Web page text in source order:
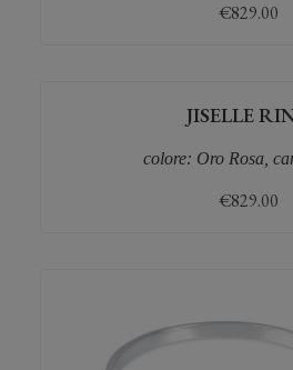
€829.00
JISELLE
colore: Oro Rosa,
€829.00